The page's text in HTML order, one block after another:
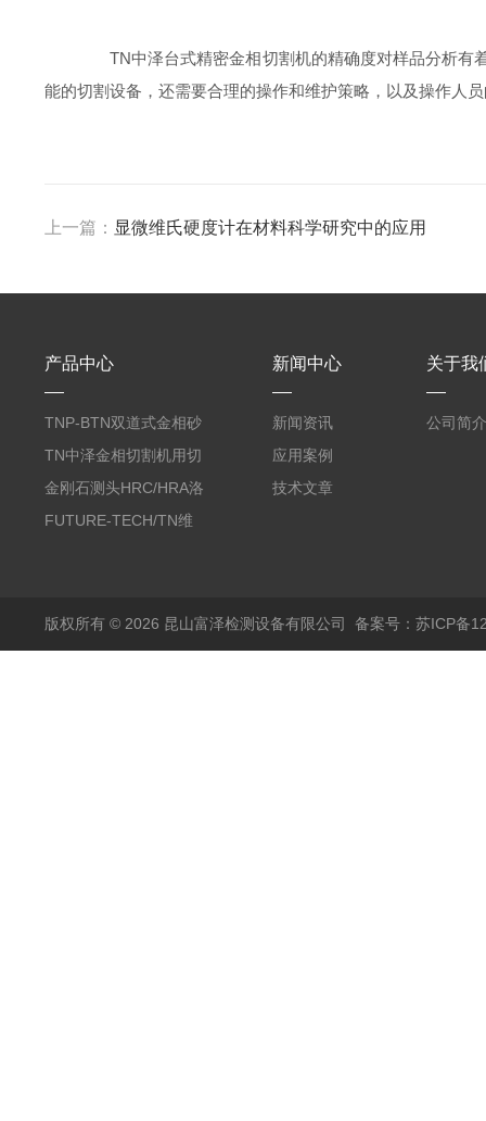
TN中泽台式精密金相切割机的精确度对样品分析有
能的切割设备，还需要合理的操作和维护策略，以及操作人
上一篇： 显微维氏硬度计在材料科学研究中的应用
产品中心
TNP-BTN双道式金相砂
带机/金相研磨机
TN中泽金相切割机用切
削油/金相冷却液
金刚石测头HRC/HRA洛
氏硬度计专用
FUTURE-TECH/TN维
新闻中心
新闻资讯
应用案例
技术文章
关于我
公司简介
版权所有 © 2026 昆山富泽检测设备有限公司 备案号：苏ICP备